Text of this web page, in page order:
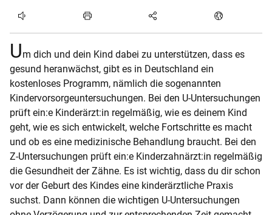
Um dich und dein Kind dabei zu unterstützen, dass es
gesund heranwächst, gibt es in Deutschland ein
kostenloses Programm, nämlich die sogenannten
Kindervorsorgeuntersuchungen. Bei den U-Untersuchungen
prüft ein:e Kinderärzt:in regelmäßig, wie es deinem Kind
geht, wie es sich entwickelt, welche Fortschritte es macht
und ob es eine medizinische Behandlung braucht. Bei den
Z-Untersuchungen prüft ein:e Kinderzahnärzt:in regelmäßig
die Gesundheit der Zähne. Es ist wichtig, dass du dir schon
vor der Geburt des Kindes eine kinderärztliche Praxis
suchst. Dann können die wichtigen U-Untersuchungen